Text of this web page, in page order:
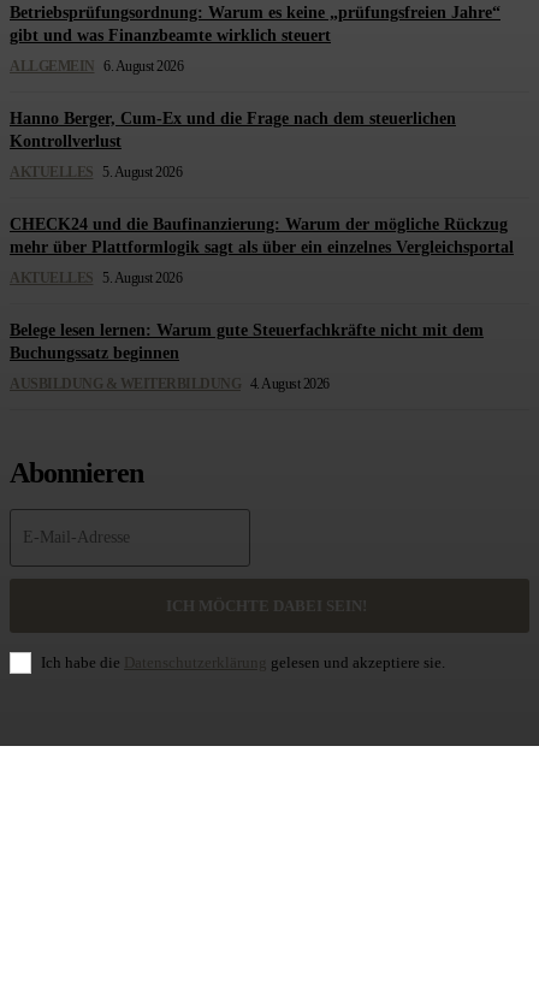
Betriebsprüfungsordnung: Warum es keine „prüfungsfreien Jahre“
gibt und was Finanzbeamte wirklich steuert
ALLGEMEIN 6. August 2026
Hanno Berger, Cum-Ex und die Frage nach dem steuerlichen
Kontrollverlust
AKTUELLES 5. August 2026
CHECK24 und die Baufinanzierung: Warum der mögliche Rückzug
mehr über Plattformlogik sagt als über ein einzelnes Vergleichsportal
AKTUELLES 5. August 2026
Belege lesen lernen: Warum gute Steuerfachkräfte nicht mit dem
Buchungssatz beginnen
AUSBILDUNG & WEITERBILDUNG 4. August 2026
Abonnieren
ICH MÖCHTE DABEI SEIN!
Ich habe die Datenschutzerklärung gelesen und akzeptiere sie.